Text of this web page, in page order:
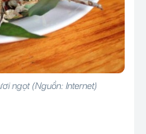
ngọt (Nguồn: Internet)